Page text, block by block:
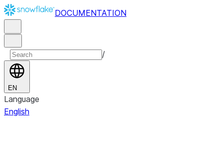
DOCUMENTATION
/
EN
Language
English